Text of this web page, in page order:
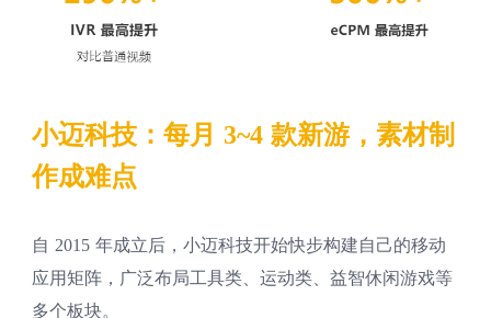
小迈科技：每月 3~4 款新游，素材制
作成难点
自 2015 年成立后，小迈科技开始快步构建自己的移动
应用矩阵，广泛布局工具类、运动类、益智休闲游戏等
多个板块。